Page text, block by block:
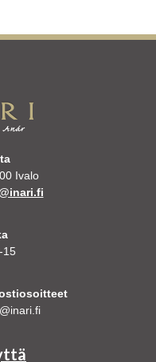
Ivalo
15